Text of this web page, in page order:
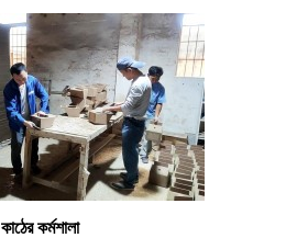
কাঠের কর্মশালা